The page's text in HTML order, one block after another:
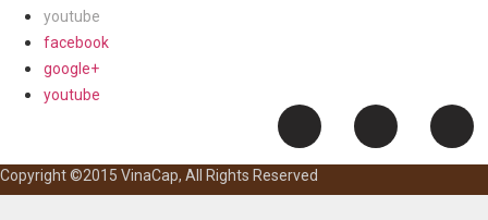
youtube
facebook
google+
youtube
Copyright ©2015 VinaCap, All Rights Reserved